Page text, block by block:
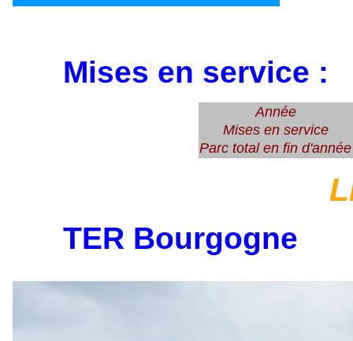
Mises en service :
Année
Mises en service
Parc total en fin d'année
TER Bourgogne